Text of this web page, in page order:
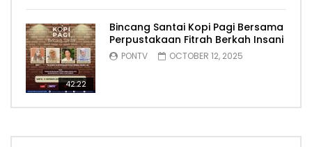
42:22
Bincang Santai Kopi Pagi Bersama
Perpustakaan Fitrah Berkah Insani
PONTV OCTOBER 12, 2025